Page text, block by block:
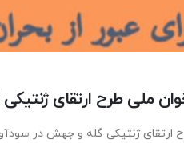
ملی طرح ارتقای
ارتقای ژنتیکی گله و جهش در